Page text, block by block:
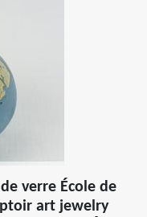
verre École de
art jewelry